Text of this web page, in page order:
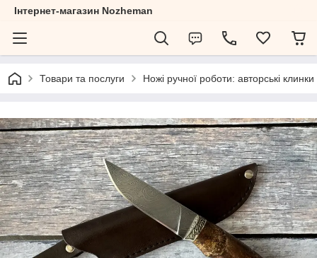
Інтернет-магазин Nozheman
Товари та послуги Ножі ручної роботи: авторські